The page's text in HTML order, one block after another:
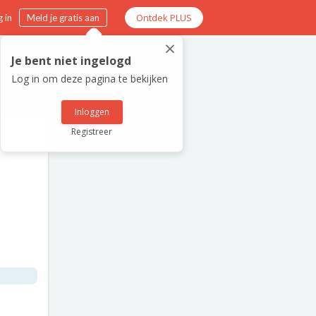
in Meld je gratis aan Ontdek PLUS
×
Je bent niet ingelogd
Log in om deze pagina te bekijken
Inloggen
Registreer